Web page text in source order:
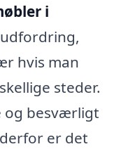
i
hvis man
steder.
og besværligt
er det